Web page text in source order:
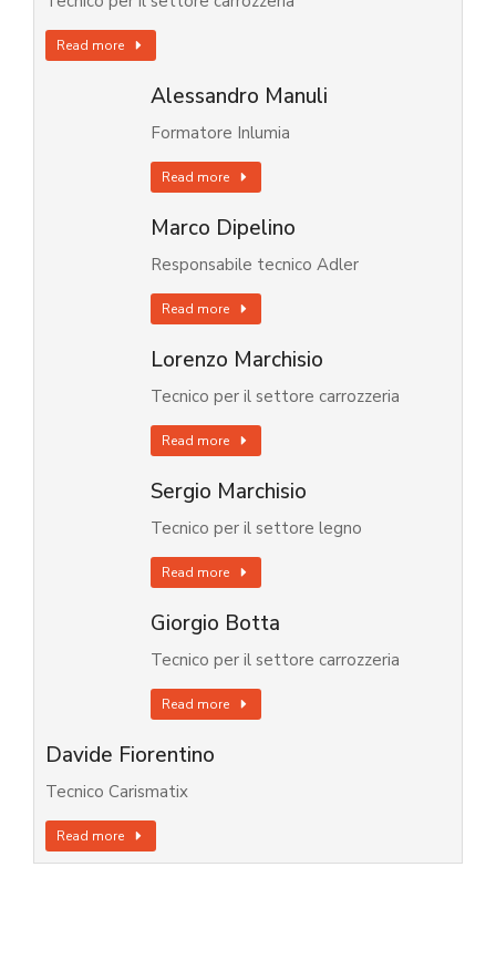
Read more
Alessandro Manuli
Formatore Inlumia
Read more
Marco Dipelino
Responsabile tecnico Adler
Read more
Lorenzo Marchisio
Tecnico per il settore carrozzeria
Read more
Sergio Marchisio
Tecnico per il settore legno
Read more
Giorgio Botta
Tecnico per il settore carrozzeria
Read more
Davide Fiorentino
Tecnico Carismatix
Read more